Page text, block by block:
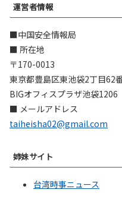
運営者情報
■中国安全情報局
■ 所在地
〒170-0013
東京都豊島区東池袋2丁目62
BIGオフィスプラザ池袋1206
■ メールアドレス
taiheisha02@gmail.com
姉妹サイト
台湾時事ニュース